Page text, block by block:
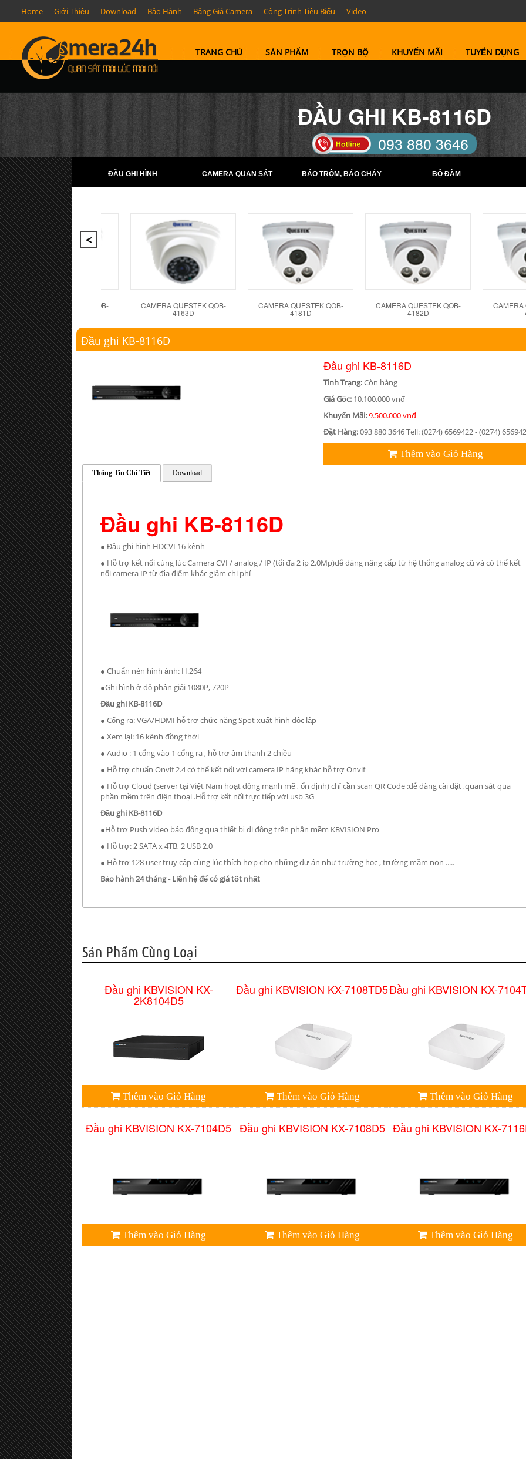
Home Giới Thiệu Download Bảo Hành Bảng Giá Camera Công Trình Tiêu Biểu Video
TRANG CHỦ SẢN PHẨM TRỌN BỘ KHUYẾN MÃI TUYỂN DỤNG
ĐẦU GHI KB-8116D
093 880 3646
TELL: (0274) 6569422 -
(0274) 6569423
ĐẦU GHI HÌNH CAMERA QUAN SÁT BÁO TRỘM, BÁO CHÁY BỘ ĐÀM
CAMERA QUESTEK QOB-
4162D
CAMERA QUESTEK QOB-
4163D
CAMERA QUESTEK QOB-
4181D
CAMERA QUESTEK QOB-
4182D
CAMERA
Đầu ghi KB-8116D
Đầu ghi KB-8116D
Tình Trạng:Còn hàng
Giá Gốc:10.100.000 vnđ
Khuyến Mãi:9.500.000 vnđ
Đặt Hàng:093 880 3646 Tell: (0274) 6569422 - (0274)
Thêm vào Giỏ Hàng
Thông Tin Chi Tiết Download
Đầu ghi KB-8116D
● Đầu ghi hình HDCVI 16 kênh
● Hỗ trợ kết nối cùng lúc Camera CVI / analog / IP (tối đa 2 ip 2.0Mp)dễ dàng nâng cấp từ hệ thống analog cũ và có thể kết
nối camera IP từ địa điểm khác giảm chi phí
● Chuẩn nén hình ảnh: H.264
●Ghi hình ở độ phân giải 1080P, 720P
Đầu ghi KB-8116D
● Cổng ra: VGA/HDMI hỗ trợ chức năng Spot xuất hình độc lập
● Xem lại: 16 kênh đồng thời
● Audio : 1 cổng vào 1 cổng ra , hỗ trợ âm thanh 2 chiều
● Hỗ trợ chuẩn Onvif 2.4 có thể kết nối với camera IP hãng khác hỗ trợ Onvif
● Hỗ trợ Cloud (server tại Việt Nam hoạt động mạnh mẽ , ổn định) chỉ cần scan QR Code :dễ dàng cài đặt ,quan sát qua
phần mềm trên điện thoại .Hỗ trợ kết nối trực tiếp với usb 3G
Đầu ghi KB-8116D
●Hỗ trợ Push video báo động qua thiết bị di động trên phần mềm KBVISION Pro
● Hỗ trợ: 2 SATA x 4TB, 2 USB 2.0
● Hỗ trợ 128 user truy cập cùng lúc thích hợp cho những dự án như trường học , trường mầm non .....
Bảo hành 24 tháng - Liên hệ để có giá tốt nhất
Sản Phẩm Cùng Loại
Đầu ghi KBVISION KX-
2K8104D5
Thêm vào Giỏ Hàng
Đầu ghi KBVISION KX-7108TD5
Thêm vào Giỏ Hàng
Đầu ghi KBVISION KX-
Thêm vào Giỏ Hàng
Đầu ghi KBVISION KX-7104D5
Thêm vào Giỏ Hàng
Đầu ghi KBVISION KX-7108D5
Thêm vào Giỏ Hàng
Đầu ghi KBVISION KX-
Thêm vào Giỏ Hàng